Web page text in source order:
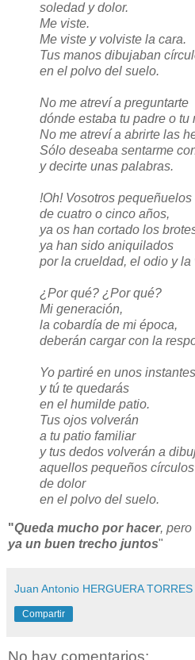
soledad y dolor.
Me viste.
Me viste y volviste la cara.
Tus manos dibujaban
en el polvo del suelo.
No me atreví a preguntarte
dónde estaba tu padre o tu
No me atreví a abrirte las
Sólo deseaba sentarme
y decirte unas palabras.
!Oh! Vosotros pequeñuelos
de cuatro o cinco años,
ya os han cortado los
ya han sido aniquilados
por la crueldad, el odio y la
¿Por qué? ¿Por qué?
Mi generación,
la cobardía de mi época,
deberán cargar con la
Yo partiré en unos instantes
y tú te quedarás
en el humilde patio.
Tus ojos volverán
a tu patio familiar
y tus dedos volverán a
aquellos pequeños círculos
de dolor
en el polvo del suelo.
"Queda mucho por hacer, pero
ya un buen trecho juntos"
Juan Antonio HERGUERA TORRES
Compartir
No hay comentarios: